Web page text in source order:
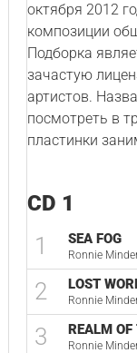
октября 2012
композиции
Подборка
зачастую
артистов.
посмотреть в
пластинки
CD 1
1 SEA FOG
Ronnie
2 LOST
Ronnie
3 REALM
Ronnie